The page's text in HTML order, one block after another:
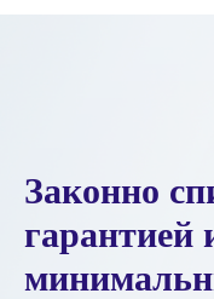
Законно